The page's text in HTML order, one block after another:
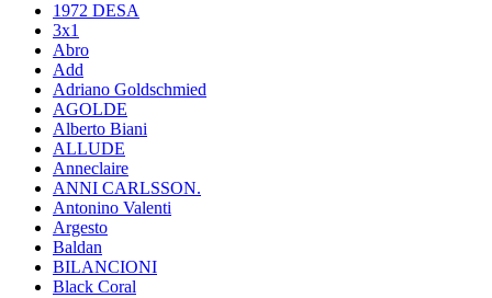
1972 DESA
3x1
Abro
Add
Adriano Goldschmied
AGOLDE
Alberto Biani
ALLUDE
Anneclaire
ANNI CARLSSON.
Antonino Valenti
Argesto
Baldan
BILANCIONI
Black Coral